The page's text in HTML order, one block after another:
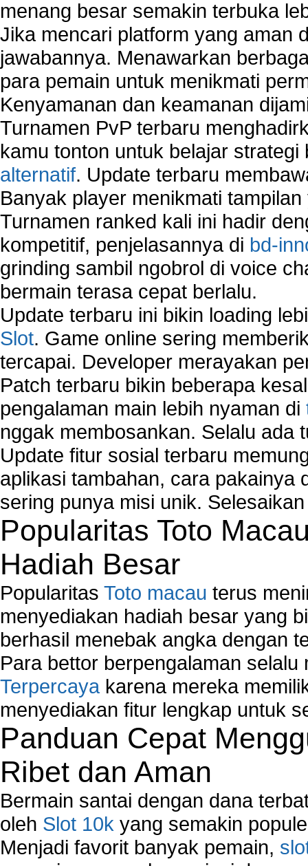
menang besar semakin terbuka
Jika mencari platform yang aman
jawabannya. Menawarkan
para pemain untuk menikmati
Kenyamanan dan keamanan
Turnamen PvP terbaru
kamu tonton untuk belajar
alternatif. Update terbaru
Banyak player menikmati
Turnamen ranked kali ini hadir
kompetitif, penjelasannya di bd-
grinding sambil ngobrol di voice
bermain terasa cepat berlalu.
Update terbaru ini bikin loading
Slot. Game online sering
tercapai. Developer merayakan
Patch terbaru bikin beberapa
pengalaman main lebih nyaman di
nggak membosankan. Selalu ada
Update fitur sosial terbaru
aplikasi tambahan, cara pakainya
sering punya misi unik.
Popularitas Toto
Hadiah Besar
Popularitas Toto macau terus
menyediakan hadiah besar yang
berhasil menebak angka dengan
Para bettor berpengalaman
Terpercaya karena mereka
menyediakan fitur lengkap untuk
Panduan Cepat
Ribet dan Aman
Bermain santai dengan dana
oleh Slot 10k yang semakin
Menjadi favorit banyak pemain,